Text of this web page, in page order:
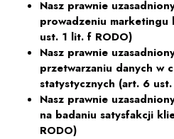
Nasz prawnie
prowadzeniu
ust. 1 lit. f RODO)
Nasz prawnie
przetwarzaniu danych w
statystycznych (art. 6
Nasz prawnie
na badaniu satysfakcji
RODO)